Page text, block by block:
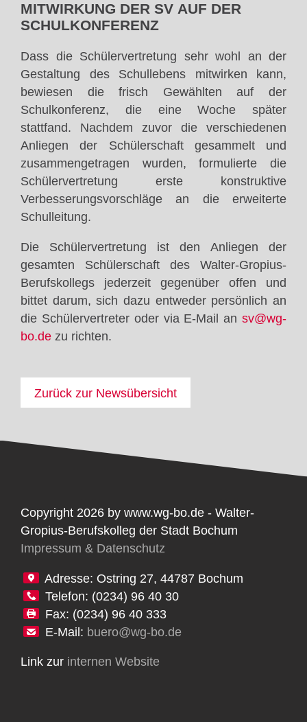
MITWIRKUNG DER SV AUF DER
SCHULKONFERENZ
Dass die Schülervertretung sehr wohl an der
Gestaltung des Schullebens mitwirken kann,
bewiesen die frisch Gewählten auf der
Schulkonferenz, die eine Woche später
stattfand. Nachdem zuvor die verschiedenen
Anliegen der Schülerschaft gesammelt und
zusammengetragen wurden, formulierte die
Schülervertretung erste konstruktive
Verbesserungsvorschläge an die erweiterte
Schulleitung.
Die Schülervertretung ist den Anliegen der
gesamten Schülerschaft des Walter-Gropius-
Berufskollegs jederzeit gegenüber offen und
bittet darum, sich dazu entweder persönlich an
die Schülervertreter oder via E-Mail an sv@wg-
bo.de zu richten.
Zurück zur Newsübersicht
Copyright 2026 by www.wg-bo.de - Walter-
Gropius-Berufskolleg der Stadt Bochum
Impressum & Datenschutz
Adresse: Ostring 27, 44787 Bochum
Telefon: (0234) 96 40 30
Fax: (0234) 96 40 333
E-Mail: buero@wg-bo.de
Link zur internen Website